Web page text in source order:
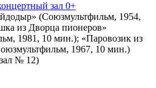
зал 0+
(Союзмультфильм, 1954,
из Дворца пионеров»
1981, 10 мин.); «Паровозик из
1967, 10 мин.)
№ 12)